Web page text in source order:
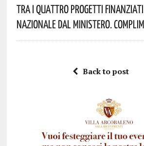
Tra I Quattro Progetti
Nazionale Dal Ministero.
Back to post